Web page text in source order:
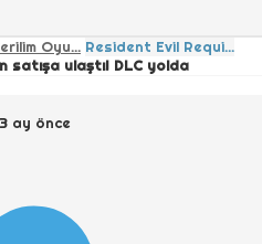
Oyu... Resident Evil Requi...
satışa ulaştı! DLC yolda
3 ay önce